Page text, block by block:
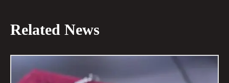
Related News